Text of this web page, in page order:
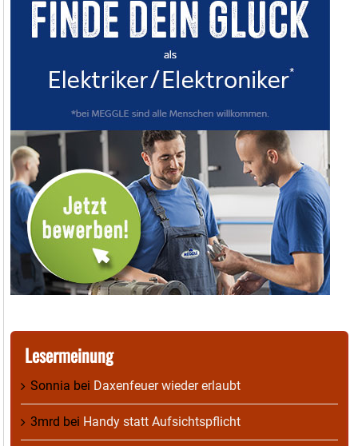
Lesermeinung
Sonnia bei Daxenfeuer wieder erlaubt
3mrd bei Handy statt Aufsichtspflicht